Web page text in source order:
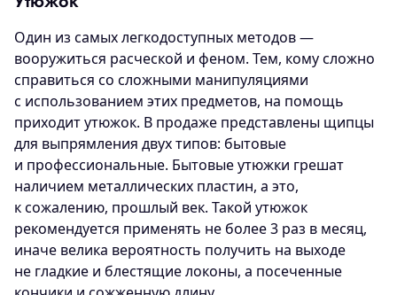
Один из самых легкодоступных методов —
вооружиться расческой и феном. Тем, кому сложно
справиться со сложными манипуляциями
с использованием этих предметов, на помощь
приходит утюжок. В продаже представлены щипцы
для выпрямления двух типов: бытовые
и профессиональные. Бытовые утюжки грешат
наличием металлических пластин, а это,
к сожалению, прошлый век. Такой утюжок
рекомендуется применять не более 3 раз в месяц,
иначе велика вероятность получить на выходе
не гладкие и блестящие локоны, а посеченные